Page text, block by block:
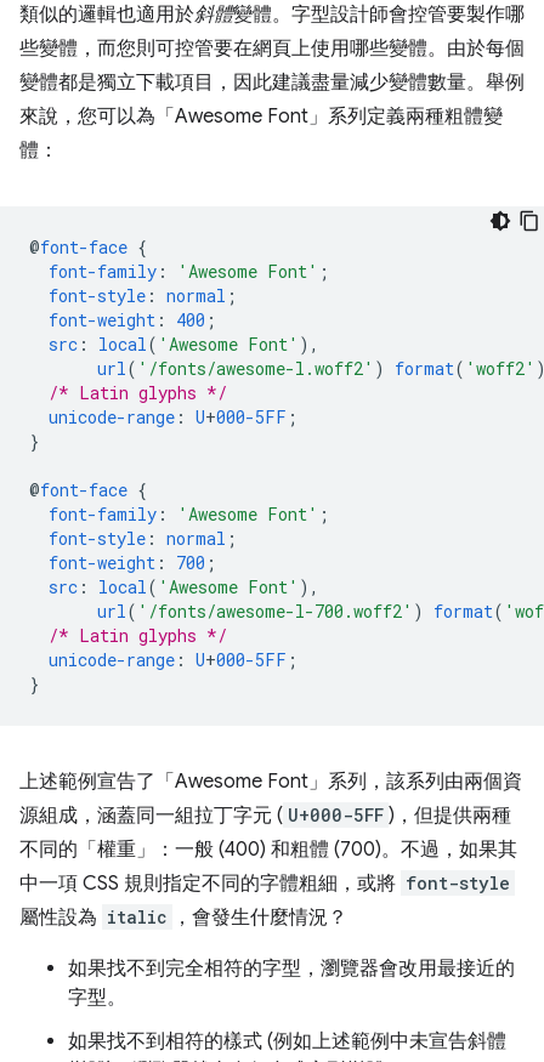
類似的邏輯也適用於斜體變體。字型設計師會控管要製作哪
些變體，而您則可控管要在網頁上使用哪些變體。由於每個
變體都是獨立下載項目，因此建議盡量減少變體數量。舉例
來說，您可以為「Awesome Font」 系列定義兩種粗體變
體：
@font-face {
font-family : 'Awesome Font' ;
font-style : normal ;
font-weight : 400 ;
src : local( 'Awesome Font' ),
url( '/fonts/awesome-l.woff2' ) format( 'woff2'
/* Latin glyphs */
unicode-range : U+000-5FF ;
}
@font-face {
font-family : 'Awesome Font' ;
font-style : normal ;
font-weight : 700 ;
src : local( 'Awesome Font' ),
url( '/fonts/awesome-l-700.woff2' ) format(
/* Latin glyphs */
unicode-range : U+000-5FF ;
}
上述範例宣告了「Awesome Font」 系列，該系列由兩個資
源組成，涵蓋同一組拉丁字元 ( U+000-5FF )，但提供兩種
不同的「權重」：一般 (400) 和粗體 (700)。不過，如果其
中一項 CSS 規則指定不同的字體粗細，或將 font-style
屬性設為 italic ，會發生什麼情況？
如果找不到完全相符的字型，瀏覽器會改用最接近的
字型。
如果找不到相符的樣式 (例如上述範例中未宣告斜體